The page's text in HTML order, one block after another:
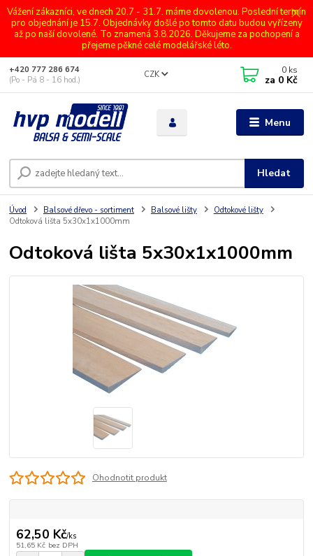
Vážení zákazníci, ve dnech 20.7 - 31.7. máme dovolenou. Poslední termín
pro objednání je 15.7. Objednávky došlé po tomto datu budou vyřízeny
až po naší dovolené. To znamená 3.8.2026. Děkujeme za pochopení a
přejeme pěkné celé modelářské léto.
Menu
CZK
Hledat
+420 777 286 674
(Po - Pá 8 - 16 hod.)
0 ks
za 0 Kč
Úvod Balsové dřevo - sortiment Balsové lišty
Odtokové lišty
Odtoková lišta 5x30x1x1000mm
Odtoková lišta 5x30x1x1000mm
Ohodnotit produkt
62,50 Kč/ks
51,65 Kč bez DPH